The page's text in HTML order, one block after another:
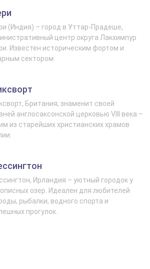
(Индия) – город в Уттар-Прадеше,
центр округа Лакхимпур
Известен историческим фортом и
сектором.
Британия, знаменит своей
англосаксонской церковью VIII века –
из старейших христианских храмов
Ирландия – уютный городок у
озер. Идеален для любителей
рыбалки, водного спорта и
прогулок.